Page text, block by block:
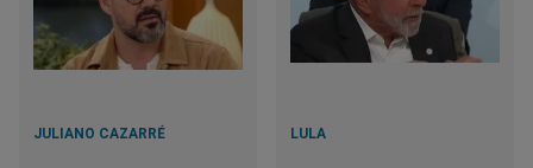
JULIANO CAZARRÉ LULA